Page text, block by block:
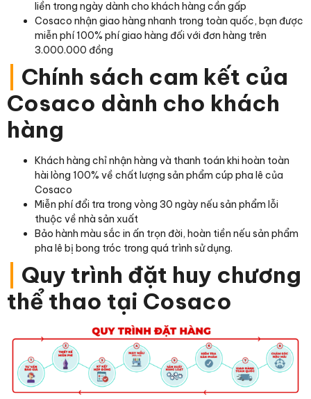
liền trong ngày dành cho khách hàng cần gấp
Cosaco nhận giao hàng nhanh trong toàn quốc, bạn được
miễn phí 100% phí giao hàng đối với đơn hàng trên
3.000.000 đồng
Chính sách cam kết của
Cosaco dành cho khách
hàng
Khách hàng chỉ nhận hàng và thanh toán khi hoàn toàn
hài lòng 100% về chất lượng sản phẩm cúp pha lê của
Cosaco
Miễn phí đổi tra trong vòng 30 ngày nếu sản phẩm lỗi
thuộc về nhà sản xuất
Bảo hành màu sắc in ấn trọn đời, hoàn tiền nếu sản phẩm
pha lê bị bong tróc trong quá trình sử dụng.
Quy trình đặt huy chương
thể thao tại Cosaco